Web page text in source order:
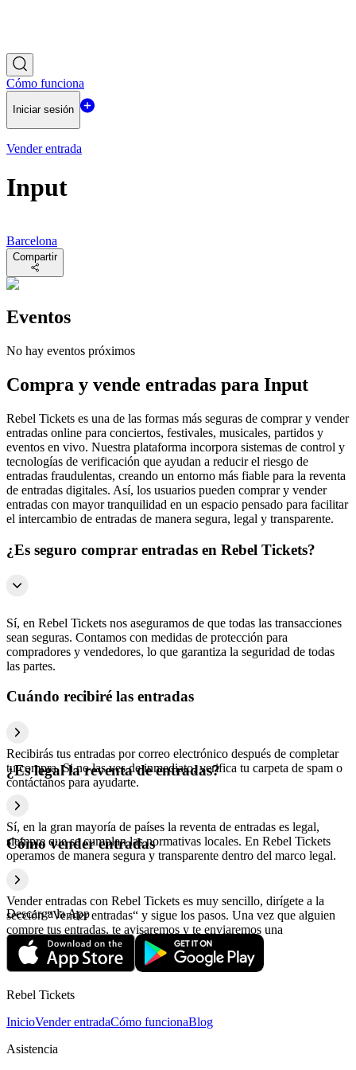
Cómo funciona
Iniciar sesión
Vender entrada
Input
Barcelona
Compartir
Eventos
No hay eventos próximos
Compra y vende entradas para Input
Rebel Tickets es una de las formas más seguras de comprar y vender
entradas online para conciertos, festivales, musicales, partidos y
eventos en vivo. Nuestra plataforma incorpora sistemas de control y
tecnologías de verificación que ayudan a reducir el riesgo de
entradas fraudulentas, creando un entorno más fiable para la reventa
de entradas digitales. Así, los usuarios pueden comprar y vender
entradas con mayor tranquilidad en un espacio pensado para facilitar
el intercambio de entradas de manera segura, legal y transparente.
¿Es seguro comprar entradas en Rebel Tickets?
Sí, en Rebel Tickets nos aseguramos de que todas las transacciones
sean seguras. Contamos con medidas de protección para
compradores y vendedores, lo que garantiza la seguridad de todas
las partes.
Cuándo recibiré las entradas
Recibirás tus entradas por correo electrónico después de completar
tu compra. Si no las ves de inmediato, verifica tu carpeta de spam o
contáctanos para ayudarte.
¿Es legal la reventa de entradas?
Sí, en la gran mayoría de países la reventa de entradas es legal,
siempre que se cumplan las normativas locales. En Rebel Tickets
operamos de manera segura y transparente dentro del marco legal.
Cómo vender entradas
Vender entradas con Rebel Tickets es muy sencillo, dirígete a la
sección “Vender entradas“ y sigue los pasos. Una vez que alguien
compre tus entradas, te avisaremos y te enviaremos una
confirmación con la información relativa al pago.
Descarga la App
Rebel Tickets
InicioVender entradaCómo funcionaBlog
Asistencia